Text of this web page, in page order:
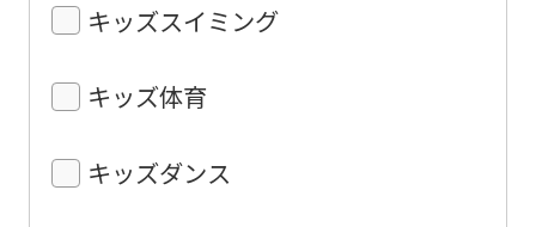
キッズスイミング
キッズ体育
キッズダンス